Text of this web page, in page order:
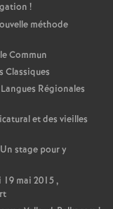
!
méthode
Commun
Classiques
Régionales
et des vieilles
stage pour y
mai 2015 ,